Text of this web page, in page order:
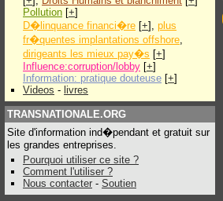
Pollution [+]
D�linquance financi�re [+], plus
fr�quentes implantations offshore,
dirigeants les mieux pay�s [+]
Influence:corruption/lobby [+]
Information: pratique douteuse [+]
Videos - livres
TRANSNATIONALE.ORG
Site d'information ind�pendant et gratuit sur
les grandes entreprises.
Pourquoi utiliser ce site ?
Comment l'utiliser ?
Nous contacter - Soutien